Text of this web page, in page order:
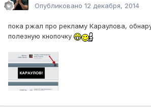
Опубликовано 12 декабря, 2014
пока ржал про рекламу Караулова,
полезную кнопочку